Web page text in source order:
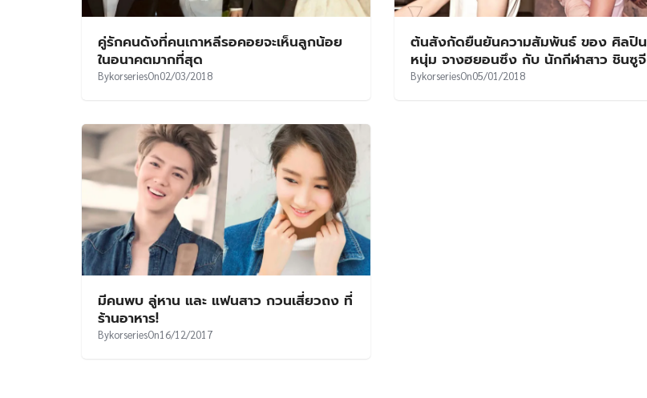
คู่รักคนดังที่คนเกาหลีรอคอยจะเห็นลูกน้อย
ในอนาคตมากที่สุด
BykorseriesOn02/03/2018
ต้นสังกัดยืนยันความสัมพันธ์ ของ ศิลปิน
หนุ่ม จางฮยอนซึง กับ นักกีฬาสาว ชินซูจี
BykorseriesOn05/01/2018
มีคนพบ ลู่หาน และ แฟนสาว กวนเสี่ยวถง ที่
ร้านอาหาร!
BykorseriesOn16/12/2017